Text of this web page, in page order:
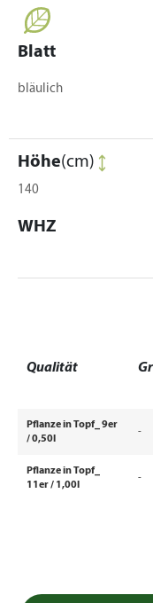
Blatt
bläulich
Höhe(cm)
140
WHZ
Qualität
Pflanze in Topf_ 9er
/ 0,50l
-
Pflanze in Topf_
11er / 1,00l
-